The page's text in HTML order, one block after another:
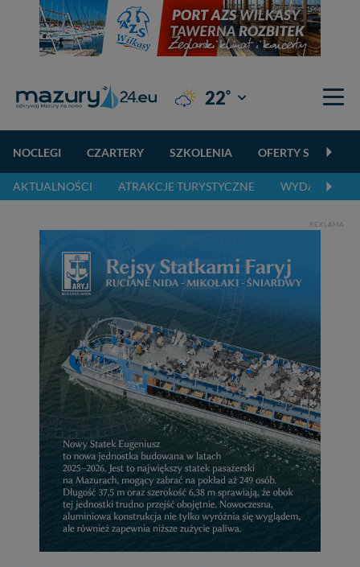
22° Giżycko
NOCLEGI CZARTERY SZKOLENIA OFERTY
AKTUALNOŚCI ATRAKCJE TURYSTYCZNE WYDARZENIA
REKLAMA